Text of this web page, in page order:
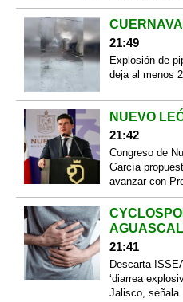
21:49
Explosión de
deja al menos
NUEVO
21:42
Congreso de
García
avanzar con
21:41
Descarta
‘diarrea
Jalisco, señala